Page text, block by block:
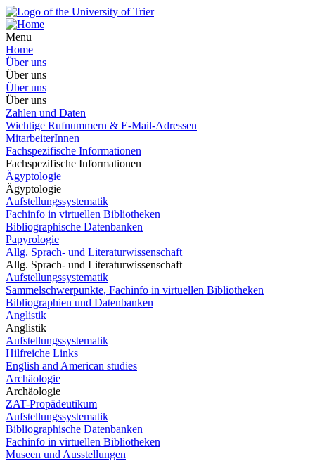
Menu
Home
Über uns
Über uns
Über uns
Über uns
Zahlen und Daten
Wichtige Rufnummern & E-Mail-Adressen
MitarbeiterInnen
Fachspezifische Informationen
Fachspezifische Informationen
Ägyptologie
Ägyptologie
Aufstellungssystematik
Fachinfo in virtuellen Bibliotheken
Bibliographische Datenbanken
Papyrologie
Allg. Sprach- und Literaturwissenschaft
Allg. Sprach- und Literaturwissenschaft
Aufstellungssystematik
Sammelschwerpunkte, Fachinfo in virtuellen Bibliotheken
Bibliographien und Datenbanken
Anglistik
Anglistik
Aufstellungssystematik
Hilfreiche Links
English and American studies
Archäologie
Archäologie
ZAT-Propädeutikum
Aufstellungssystematik
Bibliographische Datenbanken
Fachinfo in virtuellen Bibliotheken
Museen und Ausstellungen